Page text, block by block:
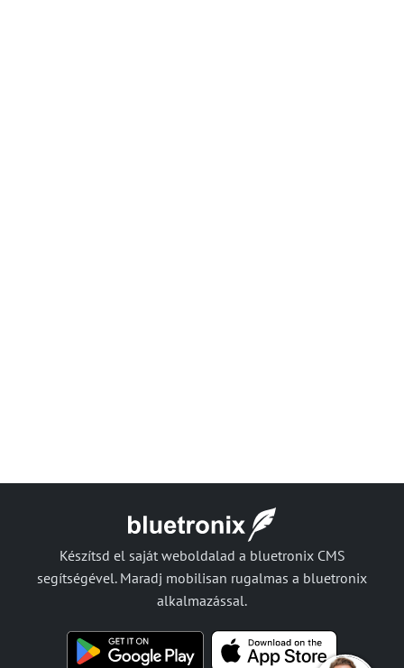
Készítsd el saját weboldalad a bluetronix CMS
segítségével. Maradj mobilisan rugalmas a bluetronix
alkalmazással.